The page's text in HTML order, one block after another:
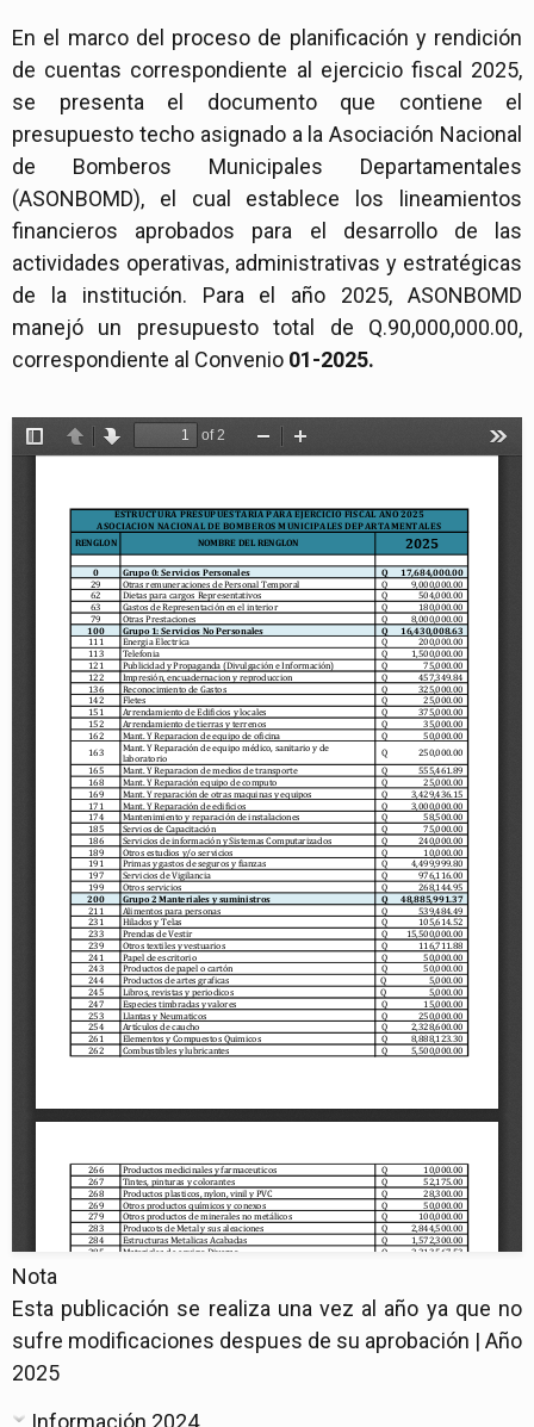
En el marco del proceso de planificación y rendición
de cuentas correspondiente al ejercicio fiscal 2025,
se presenta el documento que contiene el
presupuesto techo asignado a la Asociación Nacional
de Bomberos Municipales Departamentales
(ASONBOMD), el cual establece los lineamientos
financieros aprobados para el desarrollo de las
actividades operativas, administrativas y estratégicas
de la institución. Para el año 2025, ASONBOMD
manejó un presupuesto total de Q.90,000,000.00,
correspondiente al Convenio 01-2025.
Nota
Esta publicación se realiza una vez al año ya que no
sufre modificaciones despues de su aprobación | Año
2025
Información 2024